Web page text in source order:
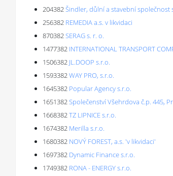
204382Šindler, důlní a stavební společnost
256382 REMEDIA a.s. v likvidaci
870382SERAG s. r. o.
1477382 INTERNATIONAL TRANSPORT
1506382 JL.DOOP s.r.o.
1593382WAY PRO, s.r.o.
1645382 Popular Agency s.r.o.
1651382Společenství Všehrdova č.p. 445,
1668382TZ LIPNICE s.r.o.
1674382 Merilla s.r.o.
1680382 NOVÝ FOREST, a.s. 'v likvidaci'
1697382 Dynamic Finance s.r.o.
1749382 RONA - ENERGY s.r.o.